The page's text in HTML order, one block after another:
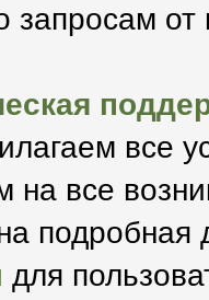
запросам от
все
на все
подробная
для